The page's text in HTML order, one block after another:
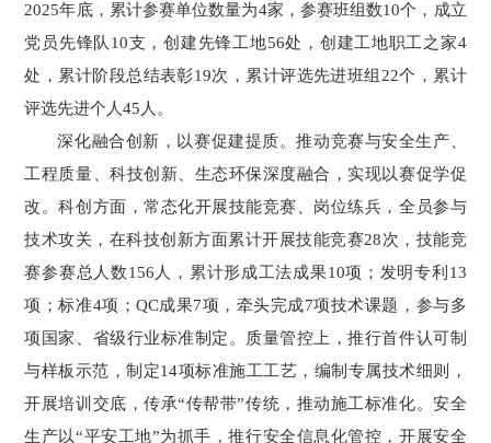
2025年底，累计参赛单位数量为4家，参赛班组数10个，成立
党员先锋队10支，创建先锋工地56处，创建工地职工之家4
处，累计阶段总结表彰19次，累计评选先进班组22个，累计
评选先进个人45人。
深化融合创新，以赛促建提质。推动竞赛与安全生产、
工程质量、科技创新、生态环保深度融合，实现以赛促学促
改。科创方面，常态化开展技能竞赛、岗位练兵，全员参与
技术攻关，在科技创新方面累计开展技能竞赛28次，技能竞
赛参赛总人数156人，累计形成工法成果10项；发明专利13
项；标准4项；QC成果7项，牵头完成7项技术课题，参与多
项国家、省级行业标准制定。质量管控上，推行首件认可制
与样板示范，制定14项标准施工工艺，编制专属技术细则，
开展培训交底，传承“传帮带”传统，推动施工标准化。安全
生产以“平安工地”为抓手，推行安全信息化管控，开展安全